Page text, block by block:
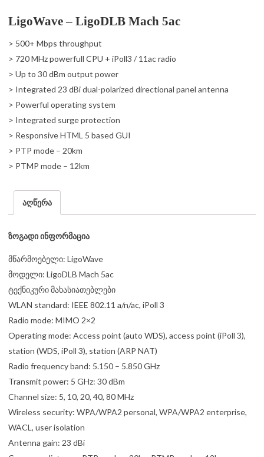
LigoWave – LigoDLB Mach 5ac
> 500+ Mbps throughput
> 720 MHz powerfull CPU + iPoll3 / 11ac radio
> Up to 30 dBm output power
> Integrated 23 dBi dual-polarized directional panel antenna
> Powerful operating system
> Integrated surge protection
> Responsive HTML 5 based GUI
> PTP mode – 20km
> PTMP mode – 12km
აღწერა
ზოგადი ინფორმაცია
მწარმოებელი: LigoWave
მოდელი: LigoDLB Mach 5ac
ტექნიკური მახასიათებლები
WLAN standard: IEEE 802.11 a/n/ac, iPoll 3
Radio mode: MIMO 2×2
Operating mode: Access point (auto WDS), access point (iPoll 3),
station (WDS, iPoll 3), station (ARP NAT)
Radio frequency band: 5.150 – 5.850 GHz
Transmit power: 5 GHz: 30 dBm
Channel size: 5, 10, 20, 40, 80 MHz
Wireless security: WPA/WPA2 personal, WPA/WPA2 enterprise,
WACL, user isolation
Antenna gain: 23 dBi